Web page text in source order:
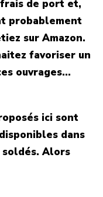
de port et,
probablement
sur Amazon.
favoriser un
ouvrages...
ici sont
dans
Alors